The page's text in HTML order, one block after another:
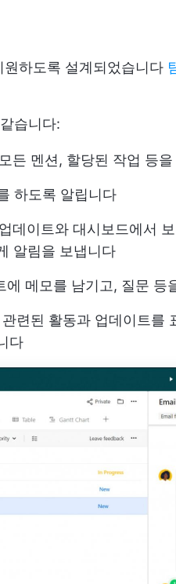
하도록 설계되었습니다
습니다:
든 멘션, 할당된 작업 등
하도록 알립니다
데이트와 대시보드에서
알림을 보냅니다
에 메모를 남기고, 질문 등
련된 활동과 업데이트를
다